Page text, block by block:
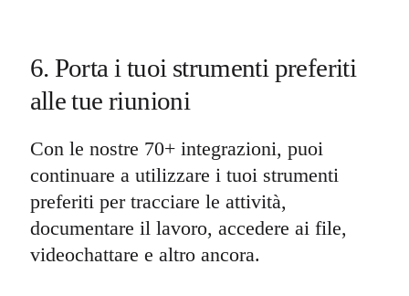
6. Porta i tuoi strumenti preferiti
alle tue riunioni
Con le nostre 70+ integrazioni, puoi
continuare a utilizzare i tuoi strumenti
preferiti per tracciare le attività,
documentare il lavoro, accedere ai file,
videochattare e altro ancora.